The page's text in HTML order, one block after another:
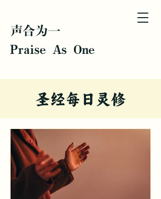
声合为一
Praise As One
圣经每日灵修